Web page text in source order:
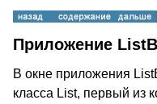
Приложение
В окне приложения
класса List, первый из